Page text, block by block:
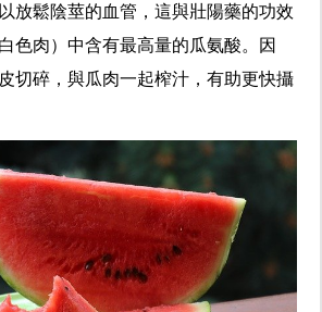
放鬆陰莖的血管，這與壯陽藥的功效
色肉）中含有最高量的瓜氨酸。因
切碎，與瓜肉一起榨汁，有助更快攝